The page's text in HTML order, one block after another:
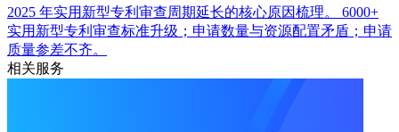
2025 年实用新型专利审查周期延长的核心原因梳理。
6000+
实用新型专利审查标准升级；申请数量与资源配置矛盾；申请
质量参差不齐。
相关服务